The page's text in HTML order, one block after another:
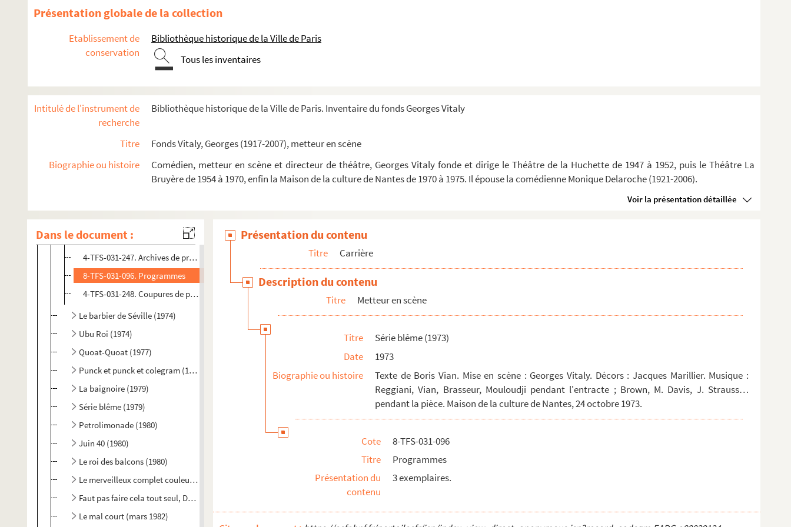
Présentation globale de la collection
Etablissement de
conservation
Bibliothèque historique de la Ville de Paris
Tous les inventaires
Intitulé de l'instrument de
recherche
Bibliothèque historique de la Ville de Paris. Inventaire du fonds Georges Vitaly
Titre
Fonds Vitaly, Georges (1917-2007), metteur en scène
Biographie ou histoire
Comédien, metteur en scène et directeur de théâtre, Georges Vitaly fonde et dirige le Théâtre de la Huchette de 1947 à 1952, puis le Théâtre La
Bruyère de 1954 à 1970, enfin la Maison de la culture de Nantes de 1970 à 1975. Il épouse la comédienne Monique Delaroche (1921-2006).
Voir la présentation détaillée
Dans le document :
La logeuse (1970)
La logeuse (1971)
Caligula (Nantes ; 1971)
Caligula (Dublin ; 1971)
Caligula (Etats-Unis ; 1971)
Caligula (Paris, septembre 1971)
La résistible ascension d'Arturo Ui (1971)
Les frères Karamazov (1972)
Série blême (1973)
8-TFS-031-095. Relevé de mise en scène
8-TEP-031-096. Photographe non identifié. Photographies de maquettes en volume de décor
4-TEP-031-021. Photographe non identifié. Photographies de négatifs
4-TFS-031-247. Archives de production : notamment liste d'accessoires, contrat de Dominique Paturel
8-TFS-031-096. Programmes
4-TFS-031-248. Coupures de presse
Le barbier de Séville (1974)
Ubu Roi (1974)
Quoat-Quoat (1977)
Punck et punck et colegram (1978)
La baignoire (1979)
Série blême (1979)
Petrolimonade (1980)
Juin 40 (1980)
Le roi des balcons (1980)
Le merveilleux complet couleur glace à la noix de coco (1981)
Faut pas faire cela tout seul, David Mathel (1981)
Le mal court (mars 1982)
Présentation du contenu
Titre Carrière
Description du contenu
Titre Metteur en scène
Titre
Série blême (1973)
Date
1973
Biographie ou histoire
Texte de Boris Vian. Mise en scène : Georges Vitaly. Décors : Jacques Marillier. Musique :
Reggiani, Vian, Brasseur, Mouloudji pendant l'entracte ; Brown, M. Davis, J. Strauss…
pendant la pièce. Maison de la culture de Nantes, 24 octobre 1973.
Cote
8-TFS-031-096
Titre
Programmes
Présentation du
contenu
3 exemplaires.